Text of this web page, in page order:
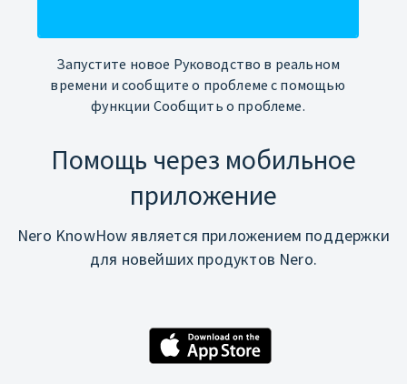
Запустите новое Руководство в реальном
времени и сообщите о проблеме с помощью
функции Сообщить о проблеме.
Помощь через мобильное
приложение
Nero KnowHow является приложением поддержки
для новейших продуктов Nero.